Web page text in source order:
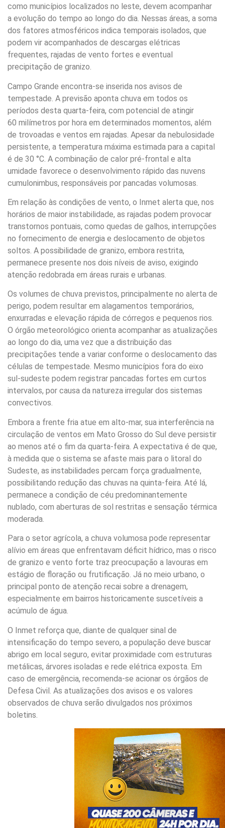
como municípios localizados no leste, devem acompanhar
a evolução do tempo ao longo do dia. Nessas áreas, a soma
dos fatores atmosféricos indica temporais isolados, que
podem vir acompanhados de descargas elétricas
frequentes, rajadas de vento fortes e eventual
precipitação de granizo.
Campo Grande encontra-se inserida nos avisos de
tempestade. A previsão aponta chuva em todos os
períodos desta quarta-feira, com potencial de atingir
60 milímetros por hora em determinados momentos, além
de trovoadas e ventos em rajadas. Apesar da nebulosidade
persistente, a temperatura máxima estimada para a capital
é de 30 °C. A combinação de calor pré-frontal e alta
umidade favorece o desenvolvimento rápido das nuvens
cumulonimbus, responsáveis por pancadas volumosas.
Em relação às condições de vento, o Inmet alerta que, nos
horários de maior instabilidade, as rajadas podem provocar
transtornos pontuais, como quedas de galhos, interrupções
no fornecimento de energia e deslocamento de objetos
soltos. A possibilidade de granizo, embora restrita,
permanece presente nos dois níveis de aviso, exigindo
atenção redobrada em áreas rurais e urbanas.
Os volumes de chuva previstos, principalmente no alerta de
perigo, podem resultar em alagamentos temporários,
enxurradas e elevação rápida de córregos e pequenos rios.
O órgão meteorológico orienta acompanhar as atualizações
ao longo do dia, uma vez que a distribuição das
precipitações tende a variar conforme o deslocamento das
células de tempestade. Mesmo municípios fora do eixo
sul-sudeste podem registrar pancadas fortes em curtos
intervalos, por causa da natureza irregular dos sistemas
convectivos.
Embora a frente fria atue em alto-mar, sua interferência na
circulação de ventos em Mato Grosso do Sul deve persistir
ao menos até o fim da quarta-feira. A expectativa é de que,
à medida que o sistema se afaste mais para o litoral do
Sudeste, as instabilidades percam força gradualmente,
possibilitando redução das chuvas na quinta-feira. Até lá,
permanece a condição de céu predominantemente
nublado, com aberturas de sol restritas e sensação térmica
moderada.
Para o setor agrícola, a chuva volumosa pode representar
alívio em áreas que enfrentavam déficit hídrico, mas o risco
de granizo e vento forte traz preocupação a lavouras em
estágio de floração ou frutificação. Já no meio urbano, o
principal ponto de atenção recai sobre a drenagem,
especialmente em bairros historicamente suscetíveis a
acúmulo de água.
O Inmet reforça que, diante de qualquer sinal de
intensificação do tempo severo, a população deve buscar
abrigo em local seguro, evitar proximidade com estruturas
metálicas, árvores isoladas e rede elétrica exposta. Em
caso de emergência, recomenda-se acionar os órgãos de
Defesa Civil. As atualizações dos avisos e os valores
observados de chuva serão divulgados nos próximos
boletins.